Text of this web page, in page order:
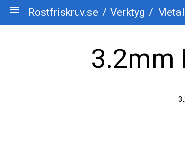
menu Rostfriskruv.se / Verktyg /
3.2mm